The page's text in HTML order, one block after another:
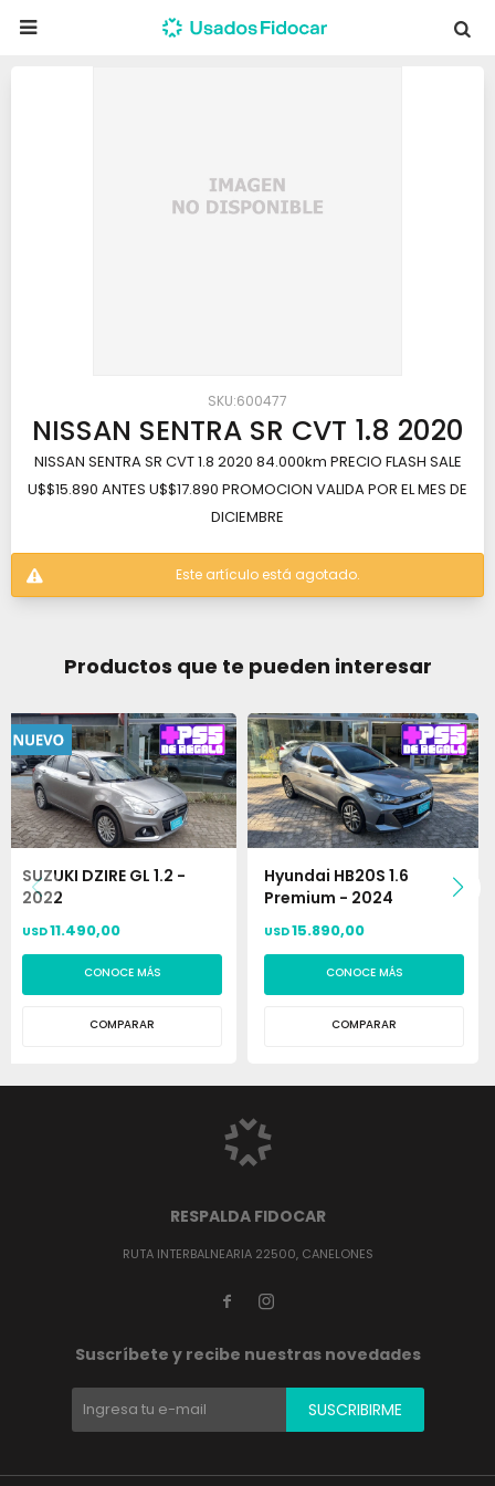

600477
NISSAN SENTRA SR CVT 1.8 2020
NISSAN SENTRA SR CVT 1.8 2020 84.000km PRECIO FLASH SALE
U$$15.890 ANTES U$$17.890 PROMOCION VALIDA POR EL MES DE
DICIEMBRE
Este artículo está agotado.
Productos que te pueden interesar
SUZUKI DZIRE GL 1.2 -
2022
USD11.490,00
CONOCE MÁS
COMPARAR
Hyundai HB20S 1.6
Premium - 2024
USD15.890,00
CONOCE MÁS
COMPARAR
RESPALDA FIDOCAR
RUTA INTERBALNEARIA 22500, CANELONES
 
Suscríbete y recibe nuestras novedades
SUSCRIBIRME